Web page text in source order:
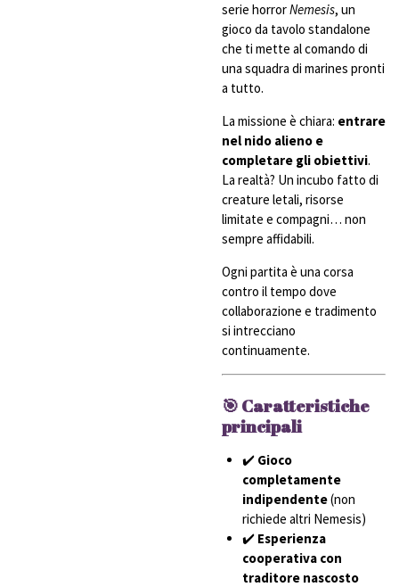
serie horrorNemesis, un
gioco da tavolo standalone
che ti mette al comando di
una squadra di marines pronti
a tutto.
La missione è chiara: entrare
nel nido alieno e
completare gli obiettivi.
La realtà? Un incubo fatto di
creature letali, risorse
limitate e compagni… non
sempre affidabili.
Ogni partita è una corsa
contro il tempo dove
collaborazione e tradimento
si intrecciano
continuamente.
🎯 Caratteristiche
principali
✔️ Gioco
completamente
indipendente(non
richiede altri Nemesis)
✔️ Esperienza
cooperativa con
traditore nascosto